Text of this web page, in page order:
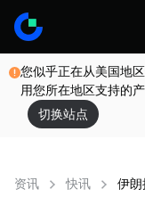
您似乎正在从美国地
用您所在地区支持的产
切换站点
资讯 快讯 伊朗